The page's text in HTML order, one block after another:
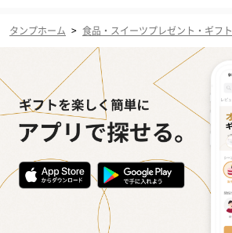
タンプホーム > 食品・スイーツプレゼント・ギフト